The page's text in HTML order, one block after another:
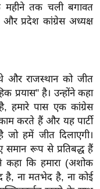
महीने तक चली बगावत
प्रदेश कांग्रेस अध्यक्ष
और राजस्थान को जीत
प्रयास" है। उन्होंने कहा
हमारे पास एक कांग्रेस
करते हैं और यह पार्टी
जो हमें जीत दिलाएगी।
समान रूप से प्रतिबद्ध हैं
कहा कि हमारा (अशोक
ना मतभेद है, ना कोई